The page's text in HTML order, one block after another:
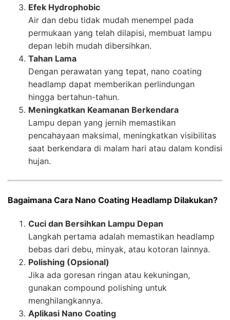
Efek Hydrophobic
Air dan debu tidak mudah menempel pada
permukaan yang telah dilapisi, membuat lampu
depan lebih mudah dibersihkan.
Tahan Lama
Dengan perawatan yang tepat, nano coating
headlamp dapat memberikan perlindungan
hingga bertahun-tahun.
Meningkatkan Keamanan Berkendara
Lampu depan yang jernih memastikan
pencahayaan maksimal, meningkatkan visibilitas
saat berkendara di malam hari atau dalam kondisi
hujan.
Bagaimana Cara Nano Coating Headlamp Dilakukan?
Cuci dan Bersihkan Lampu Depan
Langkah pertama adalah memastikan headlamp
bebas dari debu, minyak, atau kotoran lainnya.
Polishing (Opsional)
Jika ada goresan ringan atau kekuningan,
gunakan compound polishing untuk
menghilangkannya.
Aplikasi Nano Coating